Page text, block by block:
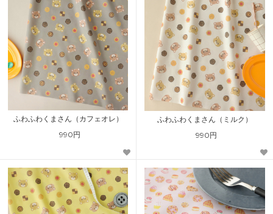
ふわふわくまさん（カフェオレ）
990円
ふわふわくまさん（ミルク）
990円